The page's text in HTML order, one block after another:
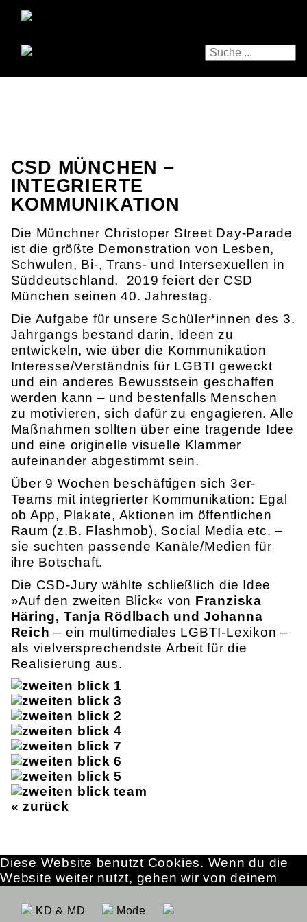
CSD MÜNCHEN –
INTEGRIERTE
KOMMUNIKATION
Die Münchner Christoper Street Day-Parade
ist die größte Demonstration von Lesben,
Schwulen, Bi-, Trans- ­und Intersexuellen in
Süddeutschland. 2019 feiert der CSD
München seinen 40. Jahrestag.
Die Aufgabe für unsere Schüler*innen des 3.
Jahrgangs bestand darin, Ideen zu
entwickeln, wie über die Kommunikation
Interesse/Verständnis für LGBTI geweckt
und ein anderes Bewusstsein geschaffen
werden kann – und bestenfalls Menschen
zu motivieren, sich dafür zu engagieren. Alle
Maßnahmen sollten über eine tragende Idee
und eine originelle visuelle Klammer
aufeinander abgestimmt sein.
Über 9 Wochen beschäftigen sich 3er-
Teams mit integrierter Kommunikation: Egal
ob App, Plakate, Aktionen im öffentlichen
Raum (z.B. Flashmob), Social Media etc. –
sie suchten passende Kanäle/Medien für
ihre Botschaft.
Die CSD-Jury wählte schließlich die Idee
»Auf den zweiten Blick« von Franziska
Häring, Tanja Rödlbach und Johanna
Reich – ein multimediales LGBTI-Lexikon –
als vielversprechendste Arbeit für die
Realisierung aus.
« zurück
KD & MD Mode
Diese Website benutzt Cookies. Wenn du die
Website weiter nutzt, gehen wir von deinem